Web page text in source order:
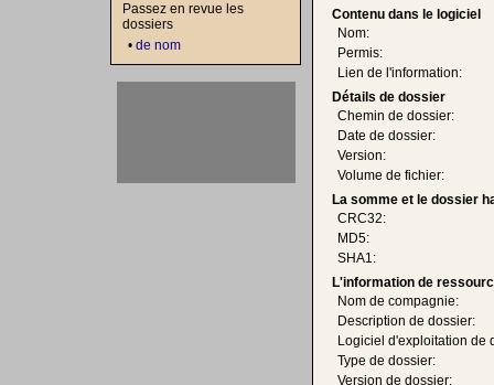
Contenu dans le logiciel
Nom:
Permis:
Lien de l'information:
Détails de dossier
Chemin de dossier:
Date de dossier:
Version:
Volume de fichier:
La somme et le dossier
CRC32:
MD5:
SHA1:
L'information de
Nom de compagnie:
Description de dossier:
Logiciel d'exploitation de
Type de dossier:
Version de dossier:
Passez en revue les
dossiers
• de nom